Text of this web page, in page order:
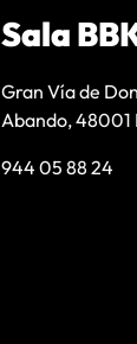
Sala
Gran Vía de
Abando, 48001
944 05 88 24